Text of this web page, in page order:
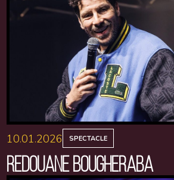
10.01.2026 SPECTACLE
REDOUANE BOUGHERABA